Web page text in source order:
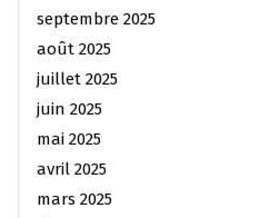
septembre 2025
août 2025
juillet 2025
juin 2025
mai 2025
avril 2025
mars 2025